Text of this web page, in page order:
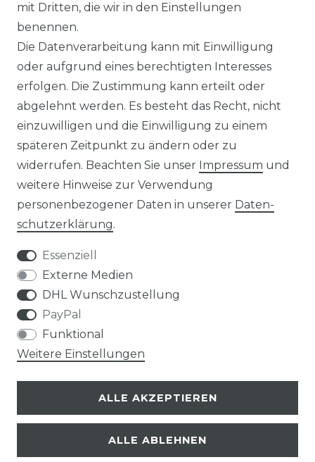
☞ Fachhändler mit Beratung
☛ Über 30.000 Top Bewertungen
☞ Mehr als 200.000 Produkte am Lager
Impressum Daten­schutz­erklärung
Widerrufs­recht
mit Dritten, die wir in den Einstellungen
benennen.
Die Datenverarbeitung kann mit Einwilligung
oder aufgrund eines berechtigten Interesses
erfolgen. Die Zustimmung kann erteilt oder
abgelehnt werden. Es besteht das Recht, nicht
einzuwilligen und die Einwilligung zu einem
späteren Zeitpunkt zu ändern oder zu
widerrufen. Beachten Sie unser Impressum und
weitere Hinweise zur Verwendung
personenbezogener Daten in unserer Daten­
schutz­erklärung.
Essenziell
Externe Medien
DHL Wunschzustellung
PayPal
Funktional
Weitere Einstellungen
ALLE AKZEPTIEREN
ALLE ABLEHNEN